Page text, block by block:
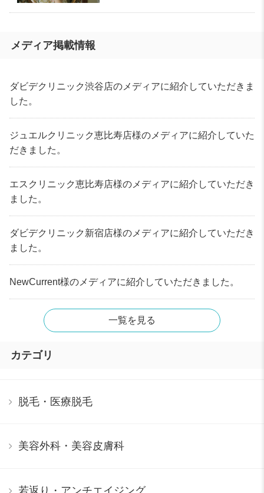
メディア掲載情報
ダビデクリニック渋谷店のメディアに紹介していただきま
した。
ジュエルクリニック恵比寿店様のメディアに紹介していた
だきました。
エスクリニック恵比寿店様のメディアに紹介していただき
ました。
ダビデクリニック新宿店様のメディアに紹介していただき
ました。
NewCurrent様のメディアに紹介していただきました。
一覧を見る
カテゴリ
脱毛・医療脱毛
美容外科・美容皮膚科
若返り・アンチエイジング